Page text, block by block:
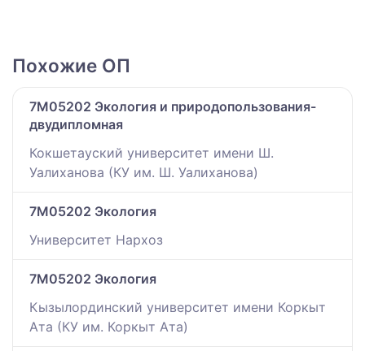
Похожие ОП
7M05202 Экология и природопользования-
двудипломная
Кокшетауский университет имени Ш.
Уалиханова (КУ им. Ш. Уалиханова)
7M05202 Экология
Университет Нархоз
7M05202 Экология
Кызылординский университет имени Коркыт
Ата (КУ им. Коркыт Ата)